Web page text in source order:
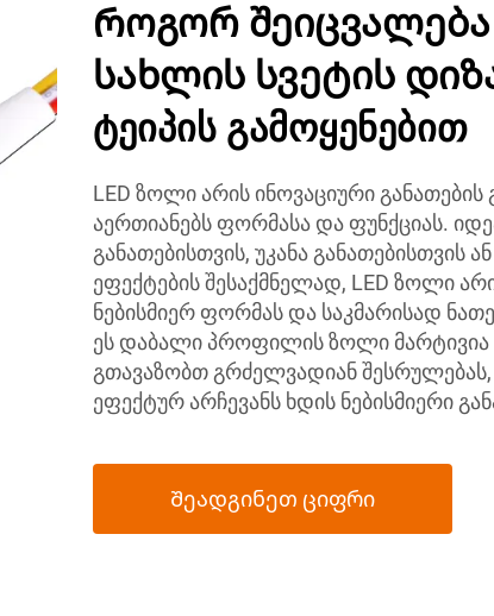
Როგორ
სახლის სვეტის
ტეიპის გამოყენებით
LED ზოლი არის ინოვაციური
აერთიანებს ფორმასა და ფუნქციას.
განათებისთვის, უკანა განათებისთვის
ეფექტების შესაქმნელად, LED ზოლი
ნებისმიერ ფორმას და საკმარისად
ეს დაბალი პროფილის ზოლი
გთავაზობთ გრძელვადიან
ეფექტურ არჩევანს ხდის ნებისმიერი
Შეადგინეთ ციფრი